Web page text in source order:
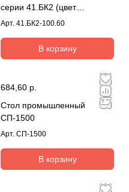
серии 41.БК2 (цвет
RAL7035)
Арт. 41.БК2-100.60
В корзину
684,60 р.
Стол промышленный
СП-1500
Арт. СП-1500
В корзину